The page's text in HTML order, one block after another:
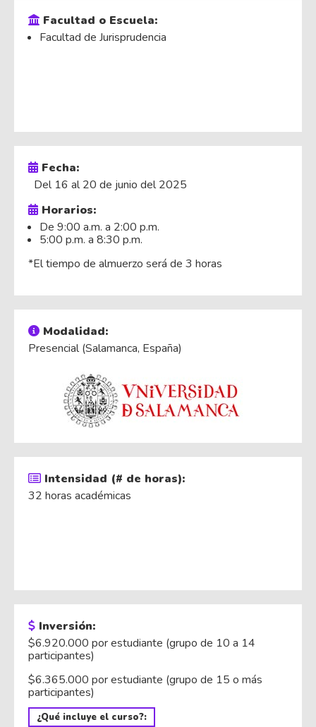
Facultad o Escuela:
Facultad de Jurisprudencia
Fecha:
Del 16 al 20 de junio del 2025
Horarios:
De 9:00 a.m. a 2:00 p.m.
5:00 p.m. a 8:30 p.m.
*El tiempo de almuerzo será de 3 horas
Modalidad:
Presencial (Salamanca, España)
Intensidad (# de horas):
32 horas académicas
Inversión:
$6.920.000 por estudiante (grupo de 10 a 14
participantes)
$6.365.000 por estudiante (grupo de 15 o más
participantes)
¿Qué incluye el curso?: